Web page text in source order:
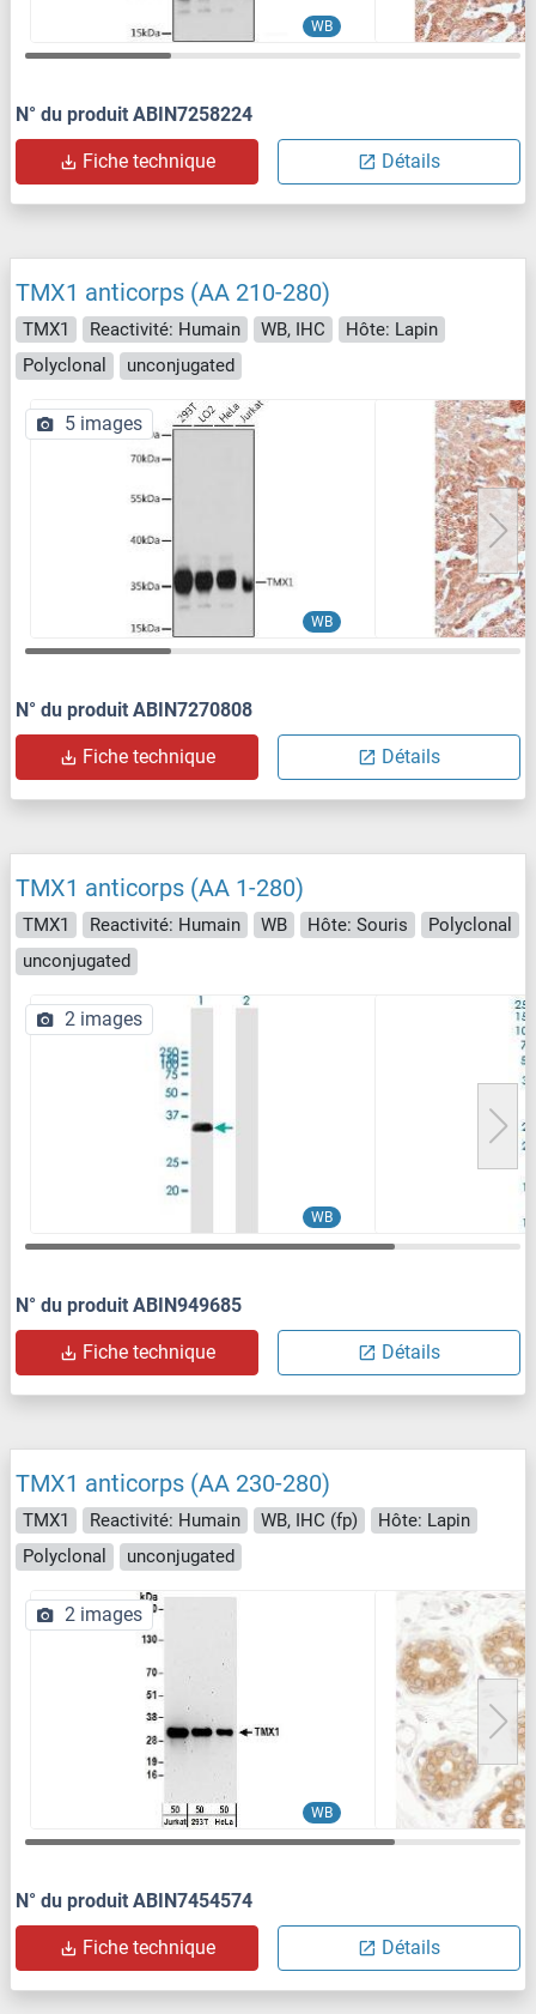
WB
N° du produit ABIN7258224
Fiche technique Détails
TMX1 anticorps (AA 210-280)
TMX1 Reactivité: Humain WB, IHC
Hôte: Lapin
Polyclonal
unconjugated
WB
5 images
N° du produit ABIN7270808
Fiche technique Détails
TMX1 anticorps (AA 1-280)
TMX1 Reactivité: Humain WB Hôte: Souris
Polyclonal
unconjugated
WB
2 images
N° du produit ABIN949685
Fiche technique Détails
TMX1 anticorps (AA 230-280)
TMX1 Reactivité: Humain WB, IHC (fp)
Hôte: Lapin
Polyclonal
unconjugated
WB
2 images
N° du produit ABIN7454574
Fiche technique Détails